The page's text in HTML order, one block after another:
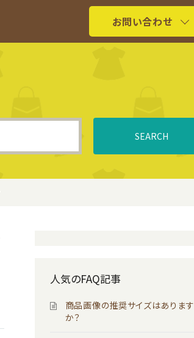
お問い合わせ
SEARCH
人気のFAQ記事
商品画像の推奨サイズはあります
か？